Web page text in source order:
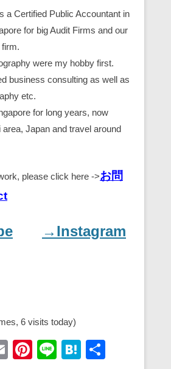
a Certified Public Accountant in
for big Audit Firms and our
were my hobby first.
business consulting as well as
etc.
for long years, now
area, Japan and travel around
please click here ->お問
→Instagram
6 visits today)
E
Pi
Li
H